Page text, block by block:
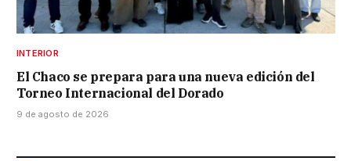
INTERIOR
El Chaco se prepara para una nueva edición del
Torneo Internacional del Dorado
9 de agosto de 2026